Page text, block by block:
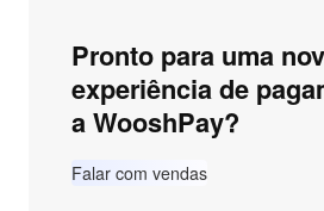
Pronto para uma
experiência de
a WooshPay?
Falar com vendas